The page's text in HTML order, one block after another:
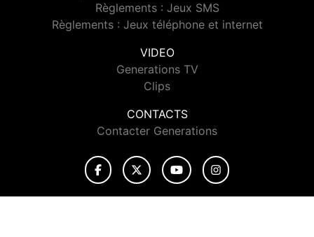
Règlements : Jeux SMS
Règlements : Jeux téléphone et internet
VIDEO
Generations TV
Clips
CONTACTS
Contacter Generations